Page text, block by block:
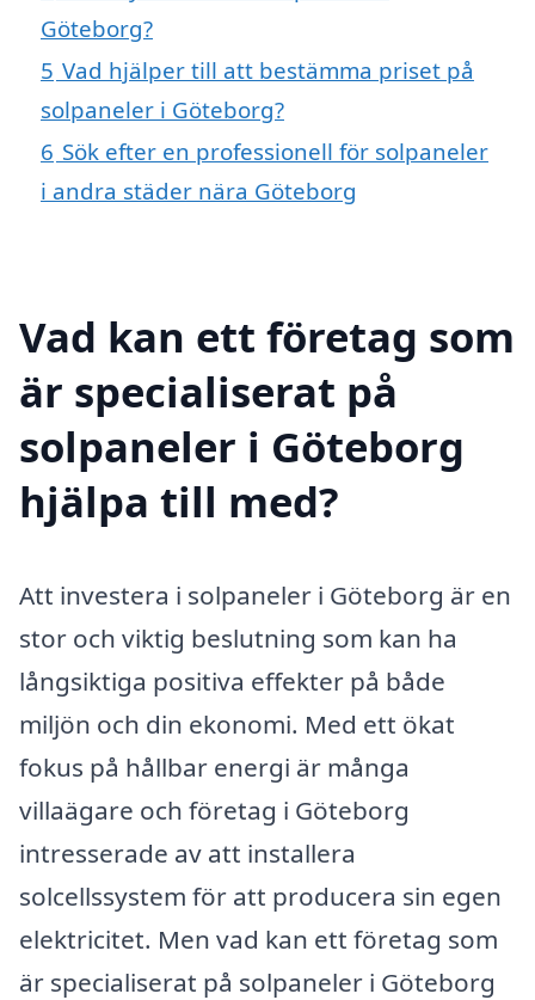
Göteborg?
5 Vad hjälper till att bestämma priset på
solpaneler i Göteborg?
6 Sök efter en professionell för solpaneler
i andra städer nära Göteborg
Vad kan ett företag som
är specialiserat på
solpaneler i Göteborg
hjälpa till med?
Att investera i solpaneler i Göteborg är en
stor och viktig beslutning som kan ha
långsiktiga positiva effekter på både
miljön och din ekonomi. Med ett ökat
fokus på hållbar energi är många
villaägare och företag i Göteborg
intresserade av att installera
solcellssystem för att producera sin egen
elektricitet. Men vad kan ett företag som
är specialiserat på solpaneler i Göteborg